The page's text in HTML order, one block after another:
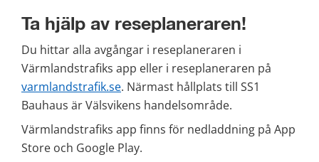
Ta hjälp av reseplaneraren!
Du hittar alla avgångar i reseplaneraren i
varmlandstrafik.se. Närmast hållplats till SS1
Bauhaus är Välsvikens handelsområde.
Värmlandstrafiks app finns för nedladdning på App
Store och Google Play.